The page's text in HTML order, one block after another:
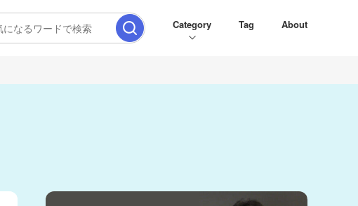
Category Tag About